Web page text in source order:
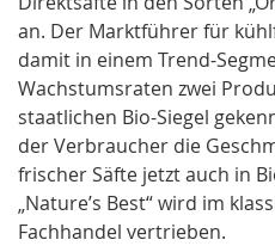
an. Der Marktführer für
damit in einem Trend-
Wachstumsraten zwei
staatlichen Bio-Siegel
der Verbraucher die
frischer Säfte jetzt auch in
„Nature’s Best“ wird im
Fachhandel vertrieben.